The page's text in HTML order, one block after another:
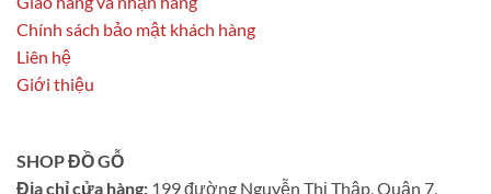
Chính sách bảo mật khách hàng
Liên hệ
Giới thiệu
SHOP ĐỒ GỖ
Địa chỉ cửa hàng: 199 đường Nguyễn Thị Thập, Quận 7,